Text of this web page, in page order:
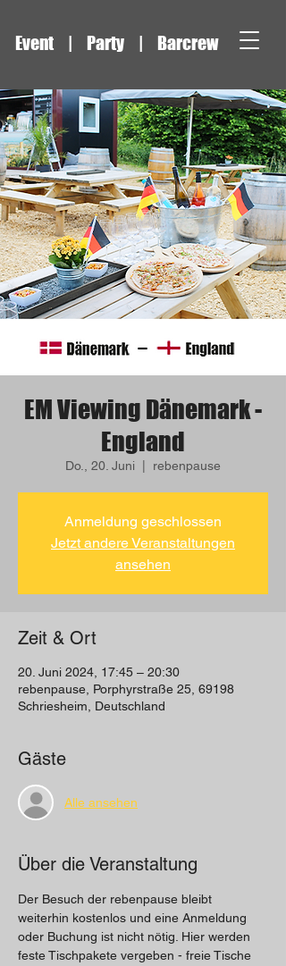
Event | Party | Barcrew
EM Viewing Dänemark -
England
Do., 20. Juni rebenpause
Anmeldung geschlossen
Jetzt andere Veranstaltungen
ansehen
Zeit & Ort
20. Juni 2024, 17:45 – 20:30
rebenpause, Porphyrstraße 25, 69198
Schriesheim, Deutschland
Gäste
Alle ansehen
Über die Veranstaltung
Der Besuch der rebenpause bleibt
weiterhin kostenlos und eine Anmeldung
oder Buchung ist nicht nötig. Hier werden
feste Tischpakete vergeben - freie Tische